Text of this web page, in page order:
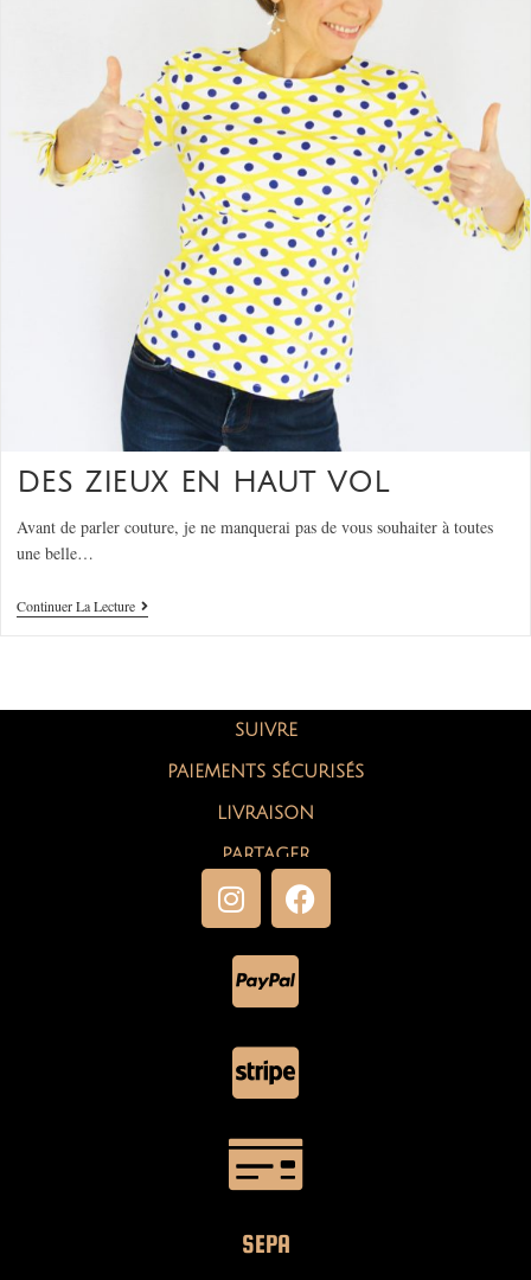
DES ZIEUX EN HAUT VOL
Avant de parler couture, je ne manquerai pas de vous souhaiter à toutes
une belle…
Continuer La Lecture
SUIVRE
PAIEMENTS SÉCURISÉS
LIVRAISON
PARTAGER
SEPA